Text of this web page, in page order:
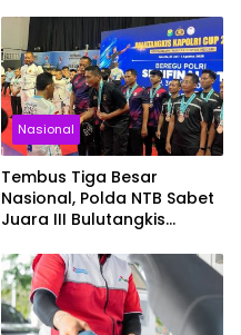
Nasional
Tembus Tiga Besar
Nasional, Polda NTB Sabet
Juara III Bulutangkis